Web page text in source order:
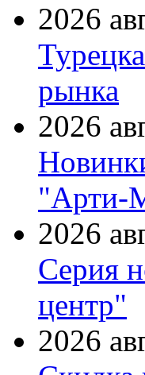
2026
рынка
2026
"Арти-
2026
Серия
центр"
2026